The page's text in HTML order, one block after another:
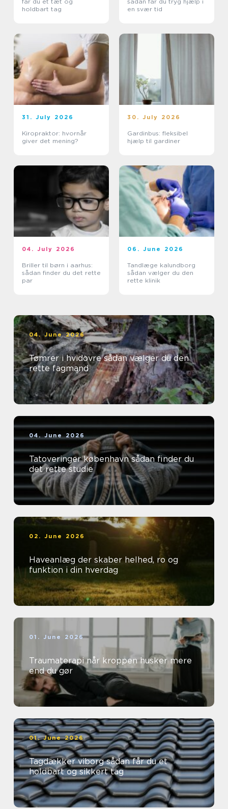
holdbart tag
en svær tid
31. July 2026
Kiropraktor: hvornår
giver det mening?
30. July 2026
Gardinbus: fleksibel
hjælp til gardiner
04. July 2026
Briller til børn i aarhus:
sådan finder du det rette
par
06. June 2026
Tandlæge kalundborg
sådan vælger du den
rette klinik
04. June 2026
Tømrer i hvidovre sådan vælger du den
rette fagmand
04. June 2026
Tatoveringer københavn sådan finder du
det rette studie
02. June 2026
Haveanlæg der skaber helhed, ro og
funktion i din hverdag
01. June 2026
Traumaterapi når kroppen husker mere
end du gør
01. June 2026
Tagdækker viborg sådan får du et
holdbart og sikkert tag